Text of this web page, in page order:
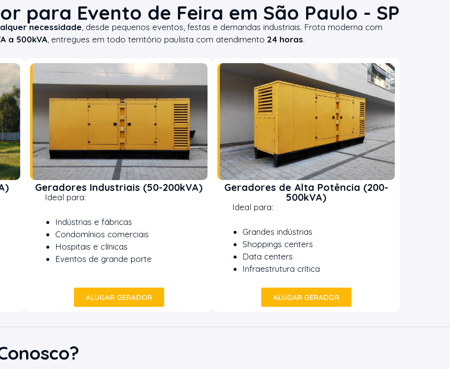
para Evento de Feira em São Paulo - SP
necessidade, desde pequenos eventos, festas e demandas industriais. Frota moderna com
a 500kVA, entregues em todo território paulista com atendimento 24 horas.
Geradores Industriais (50-200kVA)
Ideal para:
Indústrias e fábricas
Condomínios comerciais
Hospitais e clínicas
Eventos de grande porte
ALUGAR GERADOR
Geradores de Alta Potência (200-
500kVA)
Ideal para:
Grandes indústrias
Shoppings centers
Data centers
Infraestrutura crítica
ALUGAR GERADOR